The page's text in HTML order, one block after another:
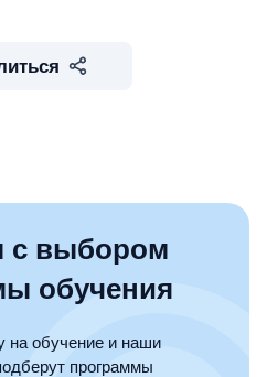
с выбором
обучения
на обучение и наши
программы